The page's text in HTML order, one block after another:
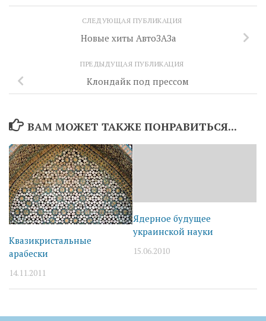
СЛЕДУЮЩАЯ ПУБЛИКАЦИЯ
Новые хиты АвтоЗАЗа
ПРЕДЫДУЩАЯ ПУБЛИКАЦИЯ
Клондайк под прессом
ВАМ МОЖЕТ ТАКЖЕ ПОНРАВИТЬСЯ...
Квазикристальные
арабески
14.11.2011
Ядерное будущее
украинской науки
15.06.2010